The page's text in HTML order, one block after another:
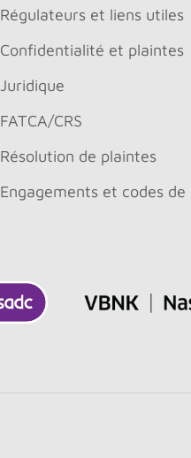
Régulateurs et liens utiles
Confidentialité et plaintes
Juridique
FATCA/CRS
Résolution de plaintes
Engagements et codes de